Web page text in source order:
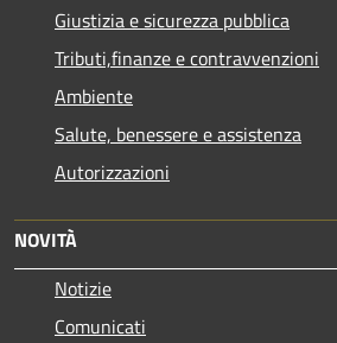
Giustizia e sicurezza pubblica
Tributi,finanze e contravvenzioni
Ambiente
Salute, benessere e assistenza
Autorizzazioni
NOVITÀ
Notizie
Comunicati